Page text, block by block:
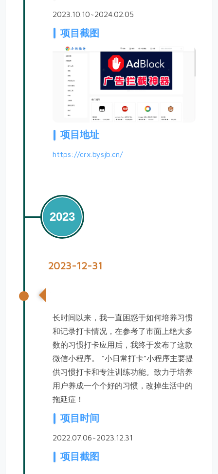
2023.10.10~2024.02.05
项目截图
项目地址
https://crx.bysjb.cn/
2023
2023-12-31
长时间以来，我一直困惑于如何培养习惯
和记录打卡情况，在参考了市面上绝大多
数的习惯打卡应用后，我终于发布了这款
微信小程序。
“小日常打卡”小程序主要提
供习惯打卡和专注训练功能。致力于培养
用户养成一个个好的习惯，改掉生活中的
拖延症！
项目时间
2022.07.06~2023.12.31
项目截图